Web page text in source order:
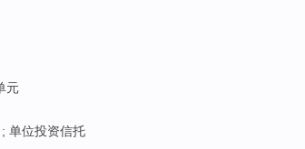
元
单位投资信托